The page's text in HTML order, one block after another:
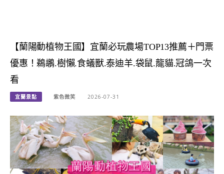
【蘭陽動植物王國】宜蘭必玩農場TOP13推薦＋門票
優惠！鵜鶘.樹懶.食蟻獸.泰迪羊.袋鼠.龍貓.冠鴿一次
看
宜蘭景點 紫色微笑 2026-07-31